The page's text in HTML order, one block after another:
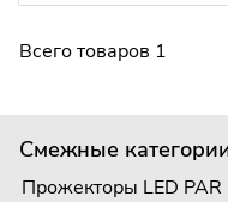
Всего товаров 1
Смежные
Прожекторы LED PAR